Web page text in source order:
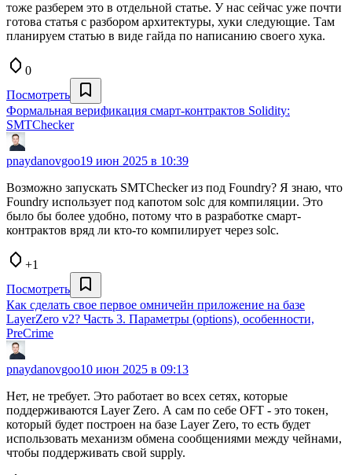
тоже разберем это в отдельной статье. У нас сейчас уже почти
готова статья с разбором архитектуры, хуки следующие. Там
планируем статью в виде гайда по написанию своего хука.
0
Посмотреть
Формальная верификация смарт-контрактов Solidity:
SMTChecker
pnaydanovgoo19 июн 2025 в 10:39
Возможно запускать SMTChecker из под Foundry? Я знаю, что
Foundry использует под капотом solc для компиляции. Это
было бы более удобно, потому что в разработке смарт-
контрактов вряд ли кто-то компилирует через solc.
+1
Посмотреть
Как сделать свое первое омничейн приложение на базе
LayerZero v2? Часть 3. Параметры (options), особенности,
PreCrime
pnaydanovgoo10 июн 2025 в 09:13
Нет, не требует. Это работает во всех сетях, которые
поддерживаются Layer Zero. А сам по себе OFT - это токен,
который будет построен на базе Layer Zero, то есть будет
использовать механизм обмена сообщениями между чейнами,
чтобы поддерживать свой supply.